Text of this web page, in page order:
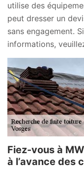
utilise des
peut dresser un
sans engagement.
informations,
Fiez-vous à
à l’avance des